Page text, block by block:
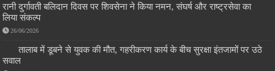
रानी दुर्गावती बलिदान दिवस पर शिवसेना ने किया नमन, संघर्ष और राष्ट्रसेवा का
लिया संकल्प
26/06/2026
तालाब में डूबने से युवक की मौत, गहरीकरण कार्य के बीच सुरक्षा इंतजामों पर उठे
सवाल